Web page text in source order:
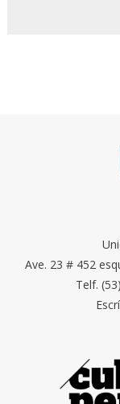
Ave. 23 # 452
Telf.